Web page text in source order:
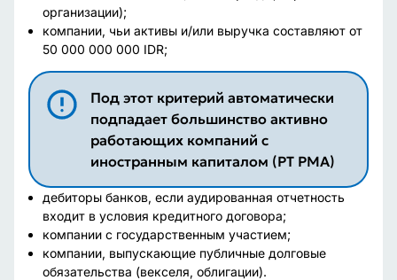
организации);
компании, чьи активы и/или выручка составляют от
50 000 000 000 IDR;
Под этот критерий автоматически
подпадает большинство активно
работающих компаний с
иностранным капиталом (PT PMA)
дебиторы банков, если аудированная отчетность
входит в условия кредитного договора;
компании с государственным участием;
компании, выпускающие публичные долговые
обязательства (векселя, облигации).